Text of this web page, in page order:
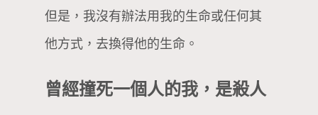
但是，我沒有辦法用我的生命或任何其
他方式，去換得他的生命。
曾經撞死一個人的我，是殺人